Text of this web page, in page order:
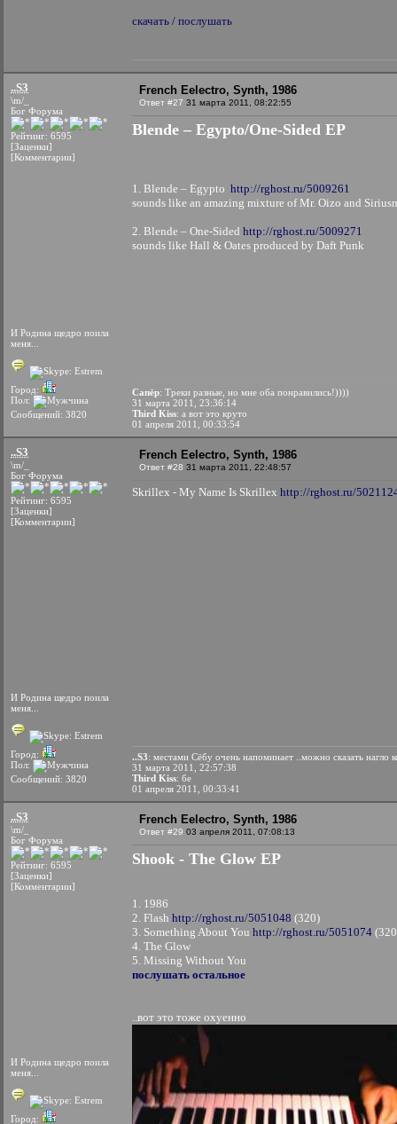
скачать / послушать
..S3
\m/_
Бог Форума
Рейтинг: 6595
[Заценки]
[Комментарии]
И Родина щедро поила
меня...
Город:
Пол:
Сообщений: 3820
French Eelectro, Synth, 1986
Ответ #27 31 марта 2011, 08:22:55
Blende – Egypto/One-Sided EP
1. Blende – Egypto http://rghost.ru/5009261
sounds like an amazing mixture of Mr. Oizo and
2. Blende – One-Sided http://rghost.ru/5009271
sounds like Hall & Oates produced by Daft Punk
Сапёр: Треки разные, но мне оба понравились!))))
31 марта 2011, 23:36:14
Third Kiss: а вот это круто
01 апреля 2011, 00:33:54
..S3
\m/_
Бог Форума
Рейтинг: 6595
[Заценки]
[Комментарии]
И Родина щедро поила
меня...
Город:
Пол:
Сообщений: 3820
French Eelectro, Synth, 1986
Ответ #28 31 марта 2011, 22:48:57
Skrillex - My Name Is Skrillex http://rghost.ru/
..S3: местами Сёбу очень напоминает ..можно сказать нагло
31 марта 2011, 22:57:38
Third Kiss: бе
01 апреля 2011, 00:33:41
..S3
\m/_
Бог Форума
Рейтинг: 6595
[Заценки]
[Комментарии]
И Родина щедро поила
меня...
Город:
French Eelectro, Synth, 1986
Ответ #29 03 апреля 2011, 07:08:13
Shook - The Glow EP
1. 1986
2. Flash http://rghost.ru/5051048 (320)
3. Something About You http://rghost.ru/5051074
4. The Glow
5. Missing Without You
послушать остальное
..вот это тоже охуенно